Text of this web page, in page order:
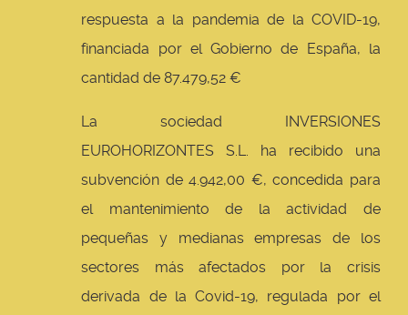
respuesta a la pandemia de la COVID-19,
financiada por el Gobierno de España, la
cantidad de 87.479,52 €
La sociedad INVERSIONES
EUROHORIZONTES S.L. ha recibido una
subvención de 4.942,00 €, concedida para
el mantenimiento de la actividad de
pequeñas y medianas empresas de los
sectores más afectados por la crisis
derivada de la Covid-19, regulada por el